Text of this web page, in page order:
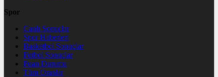
Spor
Canlı Sonuçlar
Spor Haberleri
Basketbol Sonuçlar
Futbol Sonuçlar
Puan Durumu
Tüm Oranlar